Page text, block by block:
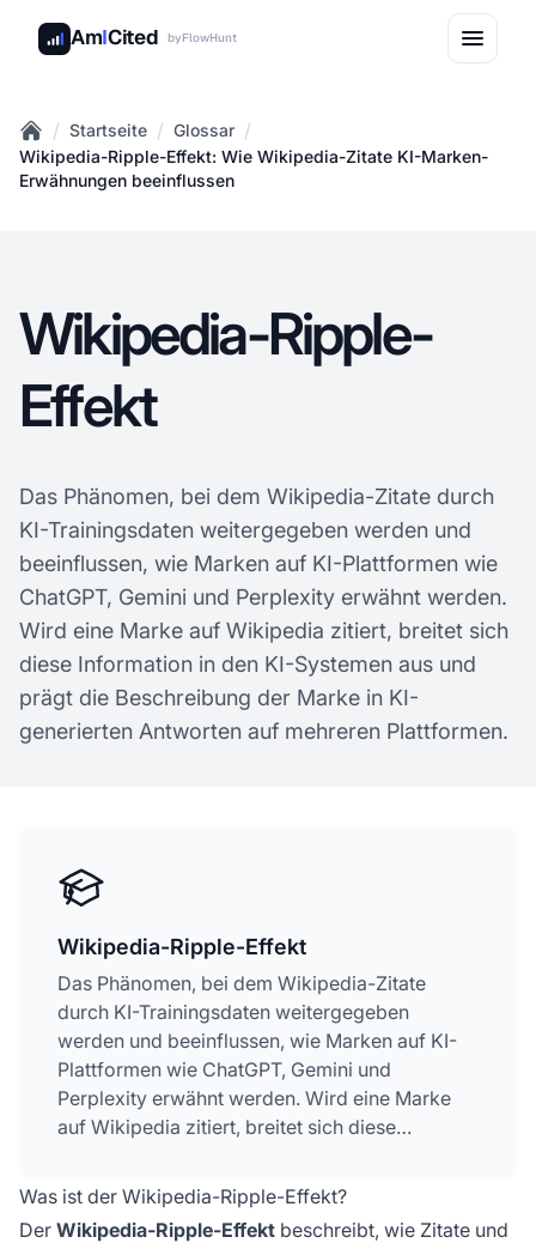
AmICited byFlowHunt
Home
/ Startseite / Glossar /
Wikipedia-Ripple-Effekt: Wie Wikipedia-Zitate KI-Marken-
Erwähnungen beeinflussen
Wikipedia-Ripple-
Effekt
Das Phänomen, bei dem Wikipedia-Zitate durch
KI-Trainingsdaten weitergegeben werden und
beeinflussen, wie Marken auf KI-Plattformen wie
ChatGPT, Gemini und Perplexity erwähnt werden.
Wird eine Marke auf Wikipedia zitiert, breitet sich
diese Information in den KI-Systemen aus und
prägt die Beschreibung der Marke in KI-
generierten Antworten auf mehreren Plattformen.
Wikipedia-Ripple-Effekt
Das Phänomen, bei dem Wikipedia-Zitate
durch KI-Trainingsdaten weitergegeben
werden und beeinflussen, wie Marken auf KI-
Plattformen wie ChatGPT, Gemini und
Perplexity erwähnt werden. Wird eine Marke
auf Wikipedia zitiert, breitet sich diese
die Beschreibung der Marke in KI-generierten
Antworten auf mehreren Plattformen.
Was ist der Wikipedia-Ripple-Effekt?
Der Wikipedia-Ripple-Effekt beschreibt, wie Zitate und